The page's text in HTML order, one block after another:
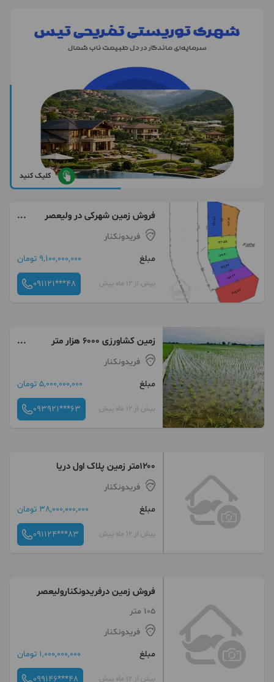
کلیک کنید
فروش زمین شهرکی در ولیعصر
فریدونکنار
فریدونکنار
مبلغ
9,100,000,000 تومان
بیش از 12 ماه پیش 091121***48
زمین کشاورزی ۶۰۰۰ هزار متر
نزدیک آبندان
فریدونکنار
مبلغ
5,000,000,000 تومان
بیش از 12 ماه پیش 093921***63
۱۲۰۰متر زمین پلاک اول دریا
فریدونکنار
مبلغ
38,000,000,000 تومان
بیش از 12 ماه پیش 091124***83
فروش زمین درفریدونکنارولیعصر
105 متر
فریدونکنار
مبلغ
1,000,000,000 تومان
بیش از 12 ماه پیش 099146***48